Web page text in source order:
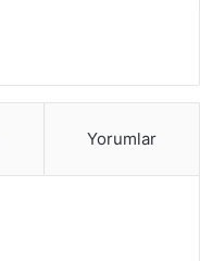
Yorumlar